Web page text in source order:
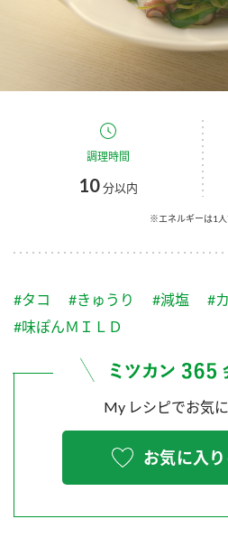
みりん風・料理酒
スープ
ふりかけ
炊き込みご飯の素
商品ブランドサイト
Fibee（ファイビー）
くらしプラ酢
お酢ドリンク
つゆ
納豆のサイト
三ツ判山吹
スペシャルサイト
お酢を知ろう！
すしラボ
企業情報
国内事業概要
企業理念
ミツカンの歴史
ミツカンを知る
環境への取り組み
MIM（ミツカンミュ
お客様相談センター
お客様の声をいかしました
販売終了製品のご案内
よくあるご質問
調理時間
10分以内
※エネルギーは1
#タコ #きゅうり #減塩
#
#味ぽんＭＩＬＤ
My レシピでお気
お気に入